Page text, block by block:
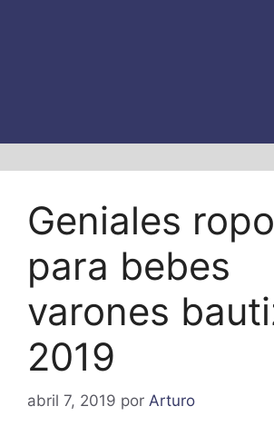
Geniales
para bebes
varones
2019
abril 7, 2019 por Arturo